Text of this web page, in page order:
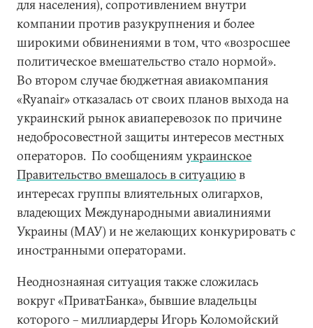
для населения), сопротивлением внутри
компании против разукрупнения и более
широкими обвинениями в том, что «возросшее
политическое вмешательство стало нормой».
Во втором случае бюджетная авиакомпания
«Ryanair» отказалась от своих планов выхода на
украинский рынок авиаперевозок по причине
недобросовестной защиты интересов местных
операторов. По сообщениям украинское
Правительство вмешалось в ситуациюв
интересах группы влиятельных олигархов,
владеющих Международными авиалиниями
Украины (МАУ) и не желающих конкурировать с
иностранными операторами.
Неоднознаяная ситуация также сложилась
вокруг «ПриватБанка», бывшие владельцы
которого – миллиардеры Игорь Коломойский